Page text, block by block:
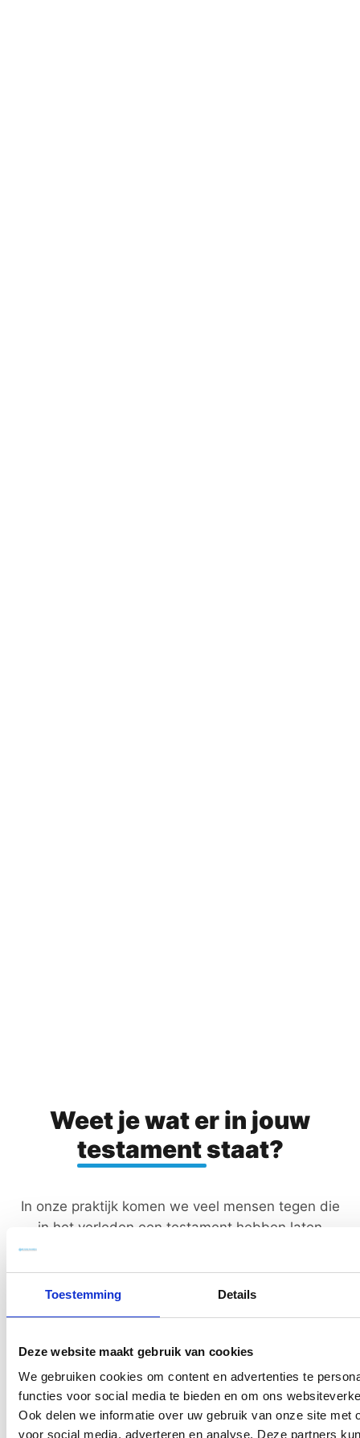
Toestemming Details
Deze website maakt gebruik van cookies
We gebruiken cookies om content en advertenties te
functies voor social media te bieden en om ons
Ook delen we informatie over uw gebruik van onze site met
voor social media, adverteren en analyse. Deze partners
Weet je wat er in jouw
testamentstaat?
In onze praktijk komen we veel mensen tegen die
in het verleden een testament hebben laten
opmaken. We vragen dan of ze nog weten wat er
in het testament staat.
Als we dan vragen wat het precies betekent als ze
doodgaan, kunnen ze geen antwoord geven.
Logisch ook.